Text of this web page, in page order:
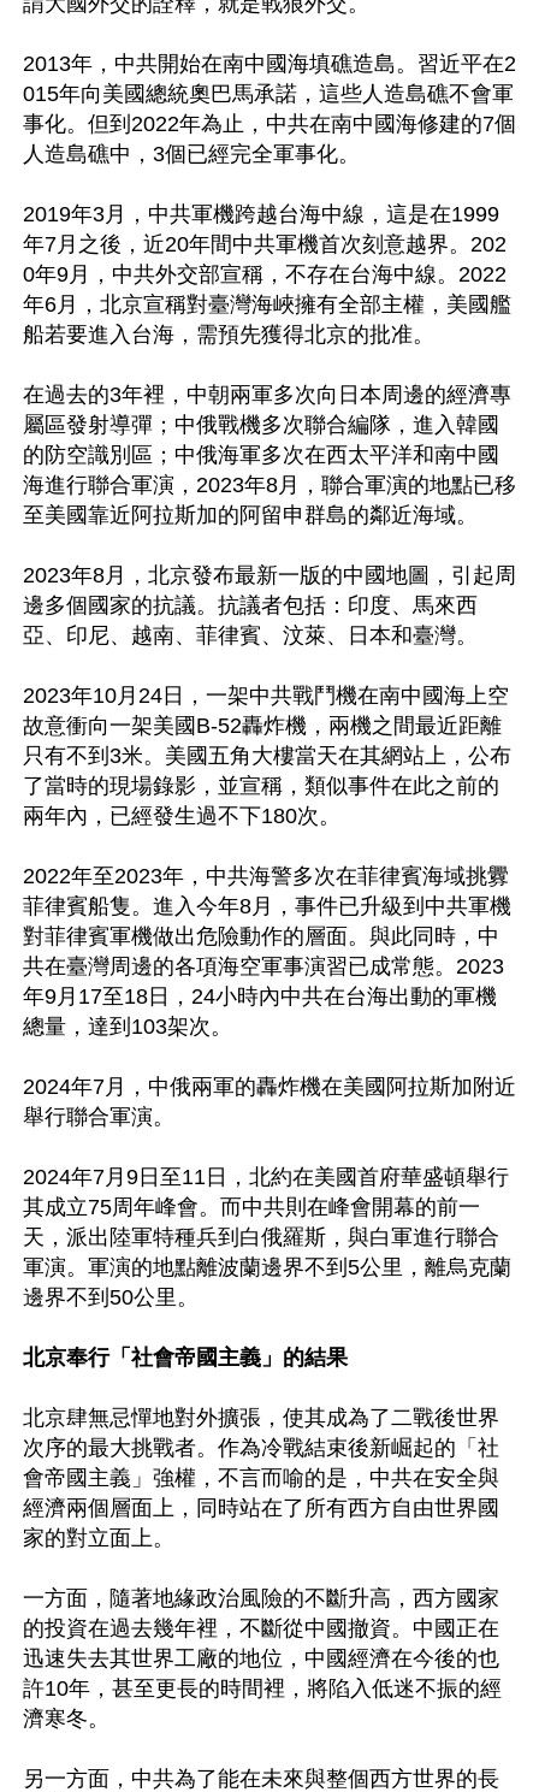
2013年，中共開始在南中國海填礁造島。習近平在2
015年向美國總統奧巴馬承諾，這些人造島礁不會軍
事化。但到2022年為止，中共在南中國海修建的7個
人造島礁中，3個已經完全軍事化。
2019年3月，中共軍機跨越台海中線，這是在1999
年7月之後，近20年間中共軍機首次刻意越界。202
0年9月，中共外交部宣稱，不存在台海中線。2022
年6月，北京宣稱對臺灣海峽擁有全部主權，美國艦
船若要進入台海，需預先獲得北京的批准。
在過去的3年裡，中朝兩軍多次向日本周邊的經濟專
屬區發射導彈；中俄戰機多次聯合編隊，進入韓國
的防空識別區；中俄海軍多次在西太平洋和南中國
海進行聯合軍演，2023年8月，聯合軍演的地點已移
至美國靠近阿拉斯加的阿留申群島的鄰近海域。
2023年8月，北京發布最新一版的中國地圖，引起周
邊多個國家的抗議。抗議者包括：印度、馬來西
亞、印尼、越南、菲律賓、汶萊、日本和臺灣。
2023年10月24日，一架中共戰鬥機在南中國海上空
故意衝向一架美國B-52轟炸機，兩機之間最近距離
只有不到3米。美國五角大樓當天在其網站上，公布
了當時的現場錄影，並宣稱，類似事件在此之前的
兩年內，已經發生過不下180次。
2022年至2023年，中共海警多次在菲律賓海域挑釁
菲律賓船隻。進入今年8月，事件已升級到中共軍機
對菲律賓軍機做出危險動作的層面。與此同時，中
共在臺灣周邊的各項海空軍事演習已成常態。2023
年9月17至18日，24小時內中共在台海出動的軍機
總量，達到103架次。
2024年7月，中俄兩軍的轟炸機在美國阿拉斯加附近
舉行聯合軍演。
2024年7月9日至11日，北約在美國首府華盛頓舉行
其成立75周年峰會。而中共則在峰會開幕的前一
天，派出陸軍特種兵到白俄羅斯，與白軍進行聯合
軍演。軍演的地點離波蘭邊界不到5公里，離烏克蘭
邊界不到50公里。
北京奉行「社會帝國主義」的結果
北京肆無忌憚地對外擴張，使其成為了二戰後世界
次序的最大挑戰者。作為冷戰結束後新崛起的「社
會帝國主義」強權，不言而喻的是，中共在安全與
經濟兩個層面上，同時站在了所有西方自由世界國
家的對立面上。
一方面，隨著地緣政治風險的不斷升高，西方國家
的投資在過去幾年裡，不斷從中國撤資。中國正在
迅速失去其世界工廠的地位，中國經濟在今後的也
許10年，甚至更長的時間裡，將陷入低迷不振的經
濟寒冬。
另一方面，中共為了能在未來與整個西方世界的長